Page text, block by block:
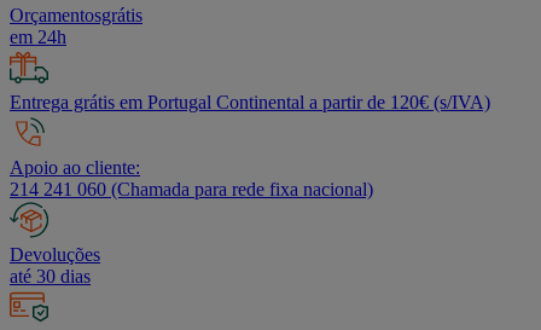
Orçamentosgrátis
em 24h
Entrega grátis em Portugal Continental a partir de 120€ (s/IVA)
Apoio ao cliente:
214 241 060 (Chamada para rede fixa nacional)
Devoluções
até 30 dias